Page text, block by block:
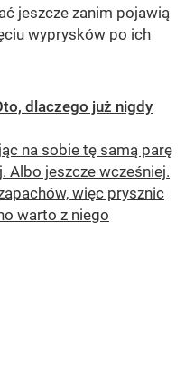
jeszcze zanim pojawią
wyprysków po ich
dlaczego już nigdy
na sobie tę samą parę
Albo jeszcze wcześniej.
więc prysznic
warto z niego